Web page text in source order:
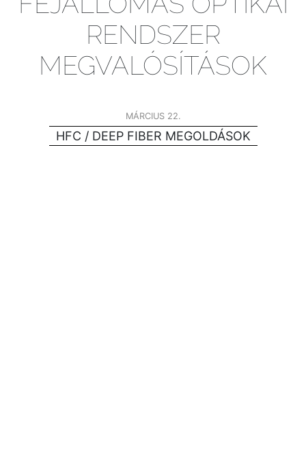
RENDSZER
MEGVALÓSÍTÁSOK
MÁRCIUS 22.
HFC / DEEP FIBER MEGOLDÁSOK